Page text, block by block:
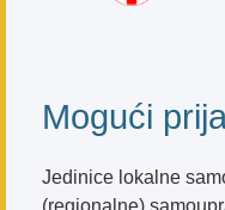
Mogući
Jedinice lokalne